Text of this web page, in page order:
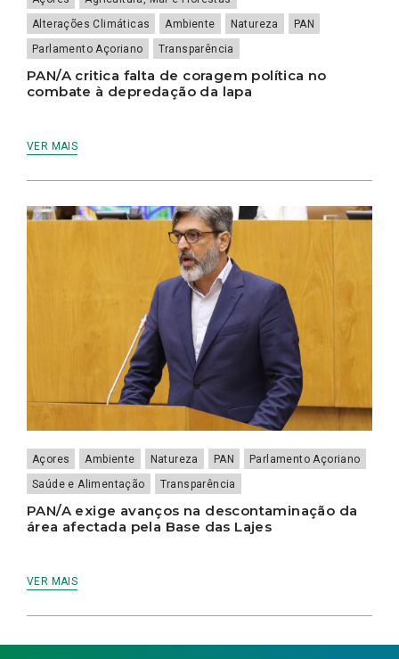
Alterações Climáticas
Ambiente Natureza
PAN
Parlamento Açoriano
Transparência
PAN/A critica falta de coragem política no
combate à depredação da lapa
VER MAIS
Açores Ambiente Natureza PAN
Parlamento Açoriano
Saúde e Alimentação
Transparência
PAN/A exige avanços na descontaminação da
área afectada pela Base das Lajes
VER MAIS